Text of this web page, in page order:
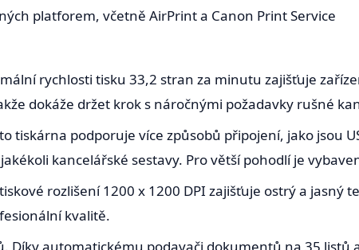
platforem, včetně AirPrint a Canon Print Service
rychlosti tisku 33,2 stran za minutu zajišťuje
dokáže držet krok s náročnými požadavky rušné
tiskárna podporuje více způsobů připojení, jako jsou
kancelářské sestavy. Pro větší pohodlí je
rozlišení 1200 x 1200 DPI zajišťuje ostrý a jasný
kvalitě.